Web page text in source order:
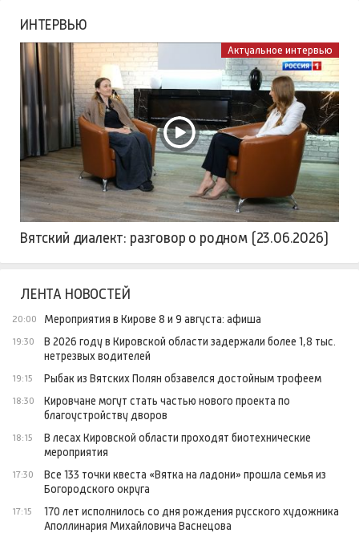
ИНТЕРВЬЮ
Актуальное интервью
Вятский диалект: разговор о родном (23.06.2026)
ЛЕНТА НОВОСТЕЙ
20:00 Мероприятия в Кирове 8 и 9 августа: афиша
19:30
В 2026 году в Кировской области задержали более 1,8 тыс.
нетрезвых водителей
19:15 Рыбак из Вятских Полян обзавелся достойным трофеем
18:30
Кировчане могут стать частью нового проекта по
благоустройству дворов
18:15
В лесах Кировской области проходят биотехнические
мероприятия
17:30
Все 133 точки квеста «Вятка на ладони» прошла семья из
Богородского округа
17:15
170 лет исполнилось со дня рождения русского художника
Аполлинария Михайловича Васнецова